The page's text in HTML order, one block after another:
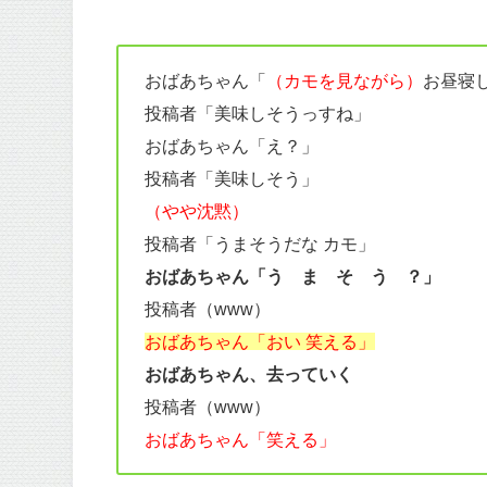
おばあちゃん「 （カモを見ながら）
お昼寝
投稿者「美味しそうっすね」
おばあちゃん「え？」
投稿者「美味しそう」
（やや沈黙）
投稿者「うまそうだな カモ」
おばあちゃん「う ま そ う ？」
投稿者（www）
おばあちゃん「おい 笑える」
おばあちゃん、去っていく
投稿者（www）
おばあちゃん「笑える」